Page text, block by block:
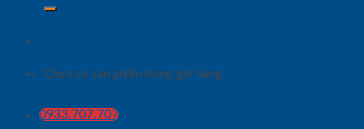
Chưa có sản phẩm trong giỏ hàng.
0933.707.707